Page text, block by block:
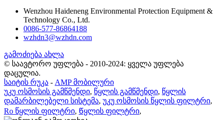
Wenzhou Haideneng Environmental Protection Equipment &
Technology Co., Ltd.
0086-577-86864188
wzhdn3@wzhdn.com
გამოძიება ახლა
© საავტორო უფლება - 2010-2024: ყველა უფლება
დაცულია.
საიტის რუკა - AMP მობილური
უკუ ოსმოსის გამწმენდი, წყლის გამწმენდი, წყლის
დამარბილებელი სისტემა, უკუ ოსმოსის წყლის ფილტრი,
Ro წყლის ფილტრი, Წყლის ფილტრი,